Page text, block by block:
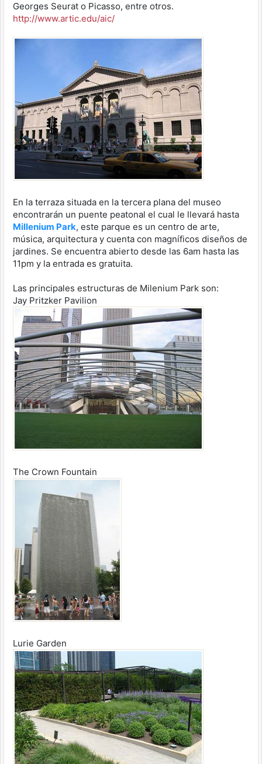
Georges Seurat o Picasso, entre otros.
http://www.artic.edu/aic/
En la terraza situada en la tercera plana del museo
encontrarán un puente peatonal el cual le llevará hasta
Millenium Park, este parque es un centro de arte,
música, arquitectura y cuenta con magníficos diseños de
jardines. Se encuentra abierto desde las 6am hasta las
11pm y la entrada es gratuita.
Las principales estructuras de Milenium Park son:
Jay Pritzker Pavilion
The Crown Fountain
Lurie Garden